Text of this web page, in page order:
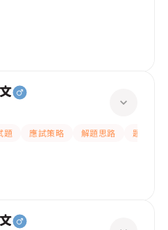
題 應試策略 解題思路
題目講解